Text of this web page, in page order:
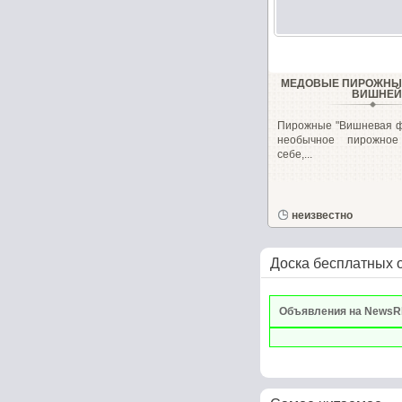
МЕДОВЫЕ
ВИШНЕЙ
Пирожные "Вишневая
необычное
себе,...
неизвестно
Доска бесплатных
Объявления на